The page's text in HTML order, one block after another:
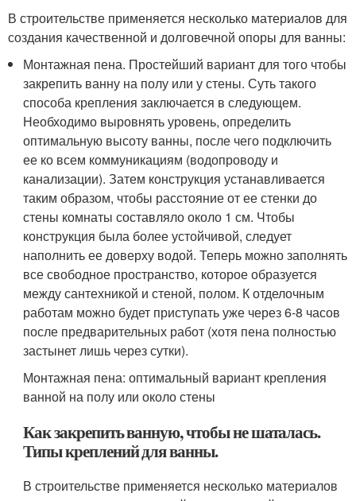
В строительстве применяется несколько материалов для
создания качественной и долговечной опоры для ванны:
Монтажная пена. Простейший вариант для того чтобы
закрепить ванну на полу или у стены. Суть такого
способа крепления заключается в следующем.
Необходимо выровнять уровень, определить
оптимальную высоту ванны, после чего подключить
ее ко всем коммуникациям (водопроводу и
канализации). Затем конструкция устанавливается
таким образом, чтобы расстояние от ее стенки до
стены комнаты составляло около 1 см. Чтобы
конструкция была более устойчивой, следует
наполнить ее доверху водой. Теперь можно заполнять
все свободное пространство, которое образуется
между сантехникой и стеной, полом. К отделочным
работам можно будет приступать уже через 6-8 часов
после предварительных работ (хотя пена полностью
застынет лишь через сутки).
Монтажная пена: оптимальный вариант крепления
ванной на полу или около стены
Как закрепить ванную, чтобы не шаталась.
Типы креплений для ванны.
В строительстве применяется несколько материалов